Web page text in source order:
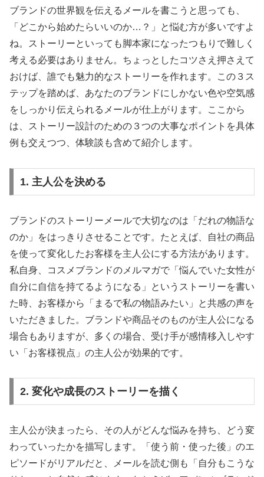
ブランドの世界観を伝えるメールを書こうと思っても、
「どこから始めたらいいのか…？」と悩む方が多いですよ
ね。ストーリーといっても脚本家になったつもりで難しく
考える必要はありません。ちょっとしたコツさえ押さえて
おけば、誰でも魅力的なストーリーを作れます。この３ス
テップを踏めば、あなたのブランドにしかない色や空気感
をしっかり伝えられるメールが仕上がります。ここから
は、ストーリー設計のための３つの大事なポイントを具体
例も交えつつ、体験談も含めて紹介します。
1. 主人公を決める
ブランドのストーリーメールで大切なのは「だれの物語な
のか」をはっきりさせることです。たとえば、自社の商品
を使って変化したお客様を主人公にする方法があります。
私自身、コスメブランドのメルマガで「悩んでいた女性が
自分に自信を持てるようになる」というストーリーを書い
た時、お客様から「まるで私の物語みたい」と共感の声を
いただきました。ブランドや商品そのものが主人公になる
場合もありますが、多くの場合、受け手が感情移入しやす
い「お客様視点」の主人公が効果的です。
2. 変化や成長のストーリーを描く
主人公が決まったら、その人がどんな悩みを持ち、どう変
わっていったかを描写します。「使う前・使った後」のエ
ピソードがリアルだと、メールを読む側も「自分もこうな